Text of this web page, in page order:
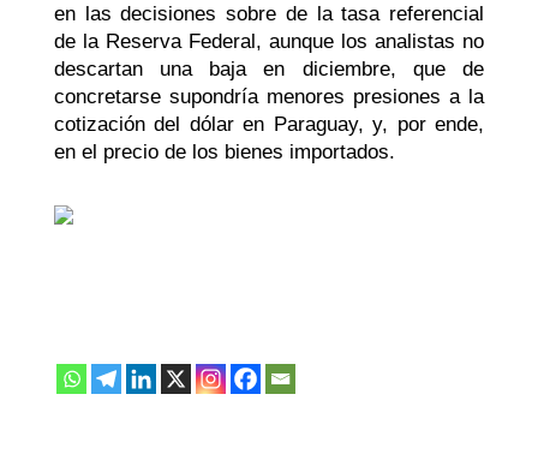
en las decisiones sobre de la tasa referencial
de la Reserva Federal, aunque los analistas no
descartan una baja en diciembre, que de
concretarse supondría menores presiones a la
cotización del dólar en Paraguay,y, por ende,
en el precio de los bienes importados.